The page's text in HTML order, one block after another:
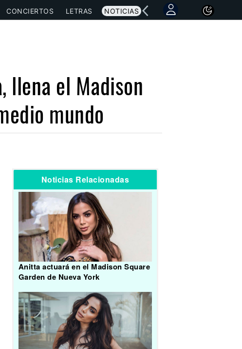
CONCIERTOS LETRAS NOTICIAS
llena el Madison
mundo
Noticias Relacionadas
Anitta actuará en el Madison Square
Garden de Nueva York